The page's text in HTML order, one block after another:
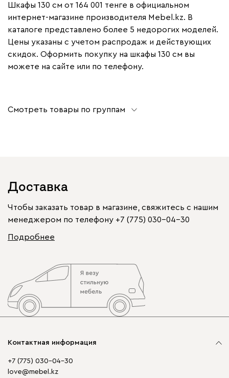
Шкафы 130 см от 164 001 тенге в официальном
интернет-магазине производителя Mebel.kz. В
каталоге представлено более 5 недорогих моделей.
Цены указаны с учетом распродаж и действующих
скидок. Оформить покупку на шкафы 130 см вы
можете на сайте или по телефону.
Смотреть товары по группам
Доставка
Чтобы заказать товар в магазине, свяжитесь с нашим
менеджером по телефону +7 (775) 030-04-30
Подробнее
Контактная информация
+7 (775) 030-04-30
love@mebel.kz